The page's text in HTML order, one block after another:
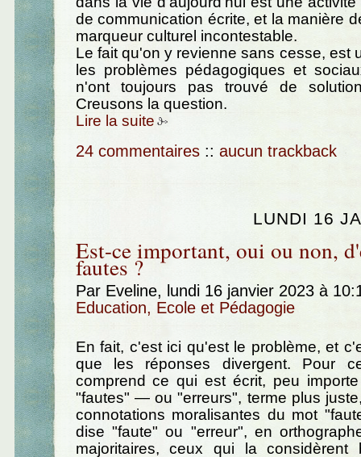
de communication écrite, et la manière
marqueur culturel incontestable.
Le fait qu'on y revienne sans cesse, est
les problèmes pédagogiques et
n'ont toujours pas trouvé de
Creusons la question.
Lire la suite
24 commentaires :: aucun trackback
LUNDI 16
Est-ce important, oui ou non,
fautes ?
Par Eveline, lundi 16 janvier 2023 à
Education, Ecole et Pédagogie
En fait, c'est ici qu'est le problème, et
que les réponses divergent. Pour
comprend ce qui est écrit, peu
"fautes" — ou "erreurs", terme plus
connotations moralisantes du mot
dise "faute" ou "erreur", en
majoritaires, ceux qui la considèrent